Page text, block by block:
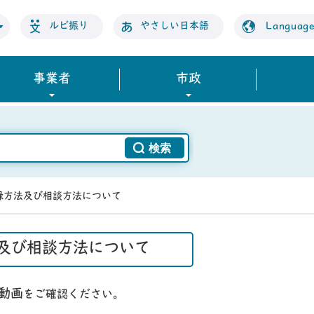
ルビ振り やさしい日本語 Language
事業者 市政
法及び相談方法について
び相談方法について
画 をご確認ください。